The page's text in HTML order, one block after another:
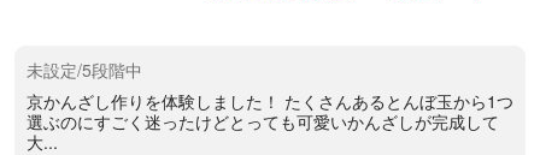
未設定/5段階中
京かんざし作りを体験しました！ たくさんあるとんぼ玉から1つ
選ぶのにすごく迷ったけどとっても可愛いかんざしが完成して
大...